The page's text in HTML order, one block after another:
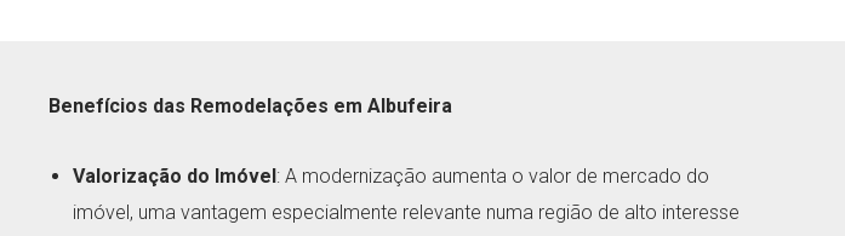
Benefícios das Remodelações em Albufeira
Valorização do Imóvel: A modernização aumenta o valor de mercado do
imóvel, uma vantagem especialmente relevante numa região de alto interesse